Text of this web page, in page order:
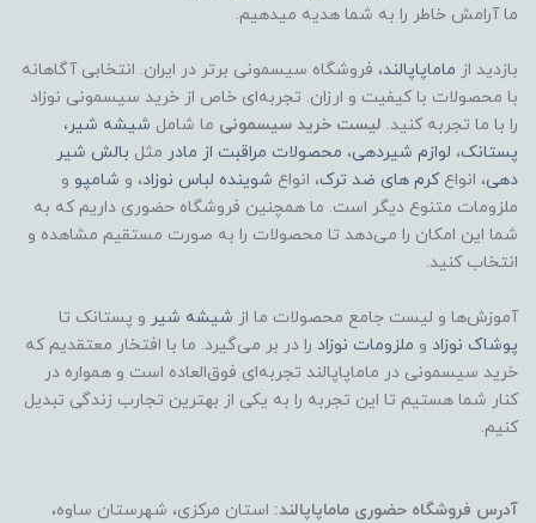
ما آرامش خاطر را به شما هدیه میدهیم.
بازدید از ماماپاپالند، فروشگاه سیسمونی برتر در ایران. انتخابی آگاهانه
با محصولات با کیفیت و ارزان. تجربه‌ای خاص از خرید سیسمونی نوزاد
را با ما تجربه کنید. لیست خرید سیسمونی ما شامل شیشه شیر ،
پستانک، لوازم شیردهی، محصولات مراقبت از مادر مثل بالش شیر
دهی، انواعکرم های ضد ترک، انواع شوینده لباس نوزاد، و شامپو و
ملزومات متنوع دیگر است. ما همچنین فروشگاه حضوری داریم که به
شما این امکان را می‌دهد تا محصولات را به صورت مستقیم مشاهده و
انتخاب کنید.
آموزش‌ها و لیست جامع محصولات ما از شیشه شیر و پستانک تا
پوشاک نوزاد و ملزومات نوزاد را در بر می‌گیرد. ما با افتخار معتقدیم که
خرید سیسمونی در ماماپاپالند تجربه‌ای فوق‌العاده است و همواره در
کنار شما هستیم تا این تجربه را به یکی از بهترین تجارب زندگی تبدیل
کنیم.
آدرس فروشگاه حضوری ماماپاپالند: استان مرکزی، شهرستان ساوه،